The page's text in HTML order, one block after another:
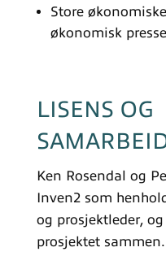
Store
økonomisk
LISENS OG
Ken Rosendal og
Inven2 som
og prosjektleder,
prosjektet sammen.